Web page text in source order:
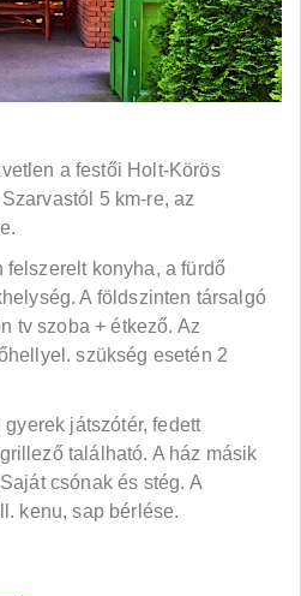
a festői Holt-Körös
5 km-re, az
konyha, a fürdő
A földszinten társalgó
tv szoba + étkező. Az
szükség esetén 2
játszótér, fedett
található. A ház másik
csónak és stég. A
kenu, sap bérlése.